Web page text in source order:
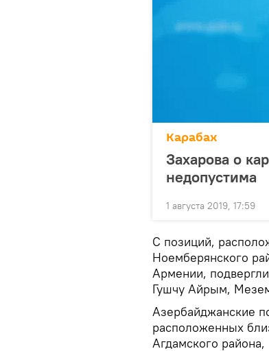
Карабах
Захарова о
недопустима
1 августа 2019, 17:59
С позиций,
Ноемберянского
Армении,
Гушчу Айрым,
Азербайджанские
расположенных
Агдамского